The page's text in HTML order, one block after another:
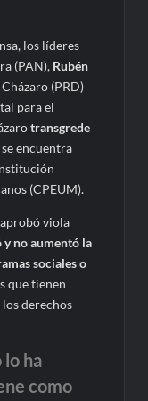
los líderes
(PAN), Rubén
Cházaro (PRD)
para el
transgrede
encuentra
(CPEUM).
viola
no aumentó la
sociales o
que tienen
derechos
lo ha
como